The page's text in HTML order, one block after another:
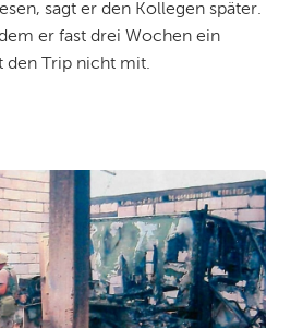
sagt er den Kollegen später.
er fast drei Wochen ein
den Trip nicht mit.